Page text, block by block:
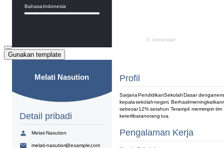
Gunakan template